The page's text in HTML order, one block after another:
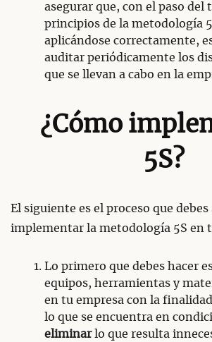
asegurar que, con el paso del
principios de la metodología
aplicándose correctamente,
auditar periódicamente los
que se llevan a cabo en la
¿Cómo
5S?
El siguiente es el proceso que debes
implementar la metodología 5S en
Lo primero que debes hacer
equipos, herramientas y
en tu empresa con la
lo que se encuentra en
eliminarlo que resulta